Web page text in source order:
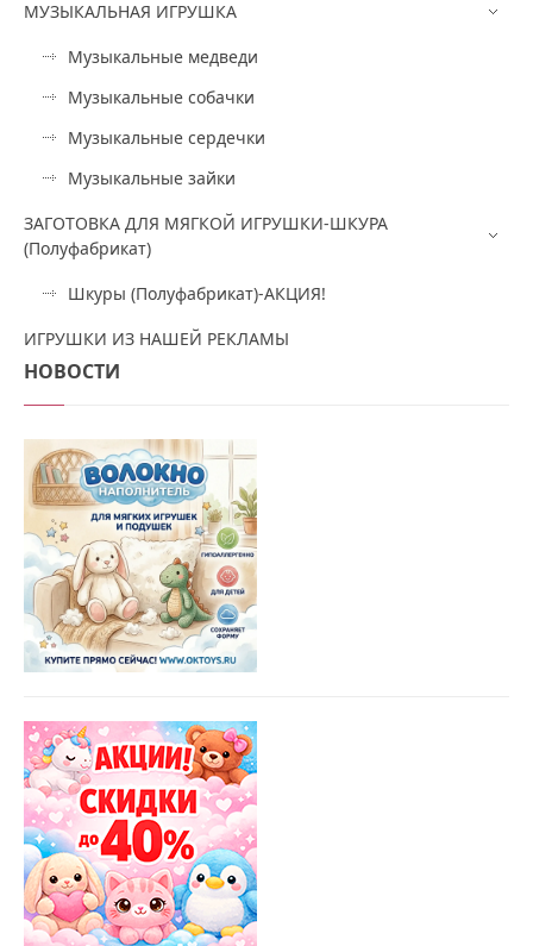
МУЗЫКАЛЬНАЯ ИГРУШКА
Музыкальные медведи
Музыкальные собачки
Музыкальные сердечки
Музыкальные зайки
ЗАГОТОВКА ДЛЯ МЯГКОЙ ИГРУШКИ-ШКУРА
(Полуфабрикат)
Шкуры (Полуфабрикат)-АКЦИЯ!
ИГРУШКИ ИЗ НАШЕЙ РЕКЛАМЫ
НОВОСТИ